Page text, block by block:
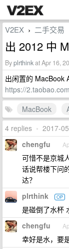
V2EX › 二手交易
出 2012 中
Byplrthinkat Apr 16,
出闲置的 MacBook
https://
MacBook
4 replies • 2017-
chengfu
可惜不是京城
话说帮楼下问
达？
plrthink OP
是碰倒了水杯
chengfu
幸好是水，要